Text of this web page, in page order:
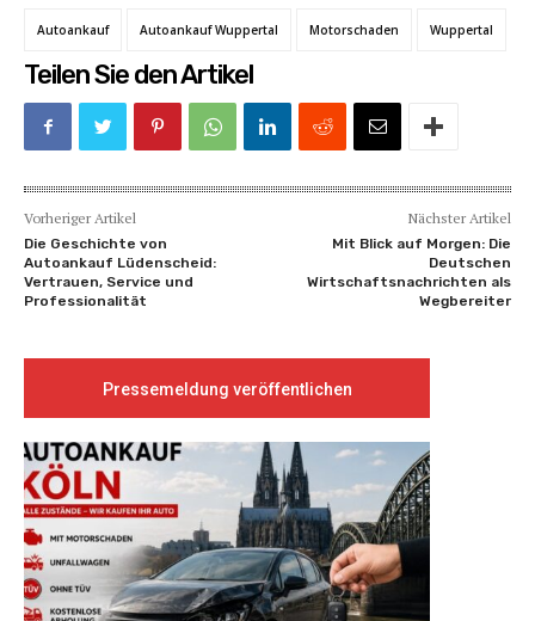
Autoankauf Autoankauf Wuppertal Motorschaden Wuppertal
Teilen Sie den Artikel
Vorheriger Artikel
Die Geschichte von
Autoankauf Lüdenscheid:
Vertrauen, Service und
Professionalität
Nächster Artikel
Mit Blick auf Morgen: Die
Deutschen
Wirtschaftsnachrichten als
Wegbereiter
Pressemeldung veröffentlichen